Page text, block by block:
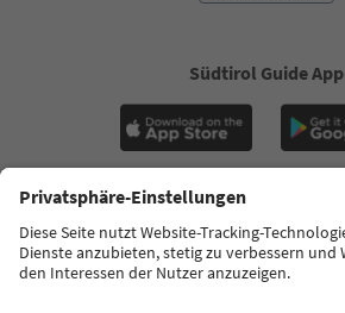
Südtirol Guide App
FAQ Contatti Press MICE
Termini e condizioni
Crediti